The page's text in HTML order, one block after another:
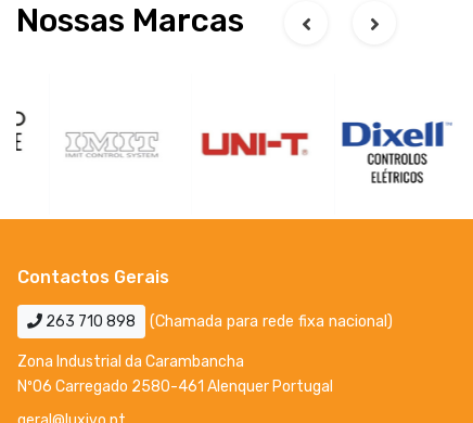
Nossas Marcas
Contactos Gerais
263 710 898 (Chamada para rede fixa nacional)
Zona Industrial da Carambancha
Nº06 Carregado 2580-461 Alenquer Portugal